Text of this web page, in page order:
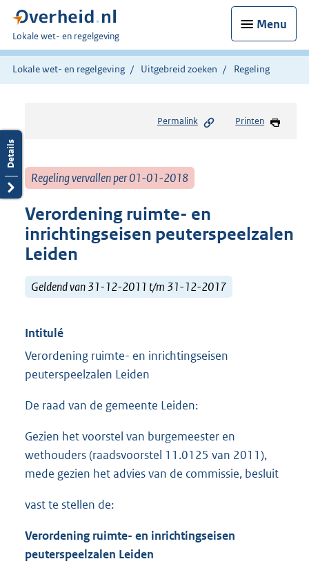
Menu
U
bent
hier:
Lokale wet- en regelgeving
Lokale wet- en regelgeving Uitgebreid zoeken Regeling
Permalink Printen
Regeling vervallen per 01-01-2018
Verordening ruimte- en
inrichtingseisen peuterspeelzalen
Leiden
Geldend van 31-12-2011 t/m 31-12-2017
Intitulé
Verordening ruimte- en inrichtingseisen
peuterspeelzalen Leiden
De raad van de gemeente Leiden:
Gezien het voorstel van burgemeester en
wethouders (raadsvoorstel 11.0125 van 2011),
mede gezien het advies van de commissie, besluit
vast te stellen de:
Verordening ruimte- en inrichtingseisen
peuterspeelzalen Leiden